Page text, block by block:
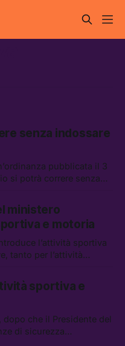
senza indossare
pubblicata il 3
si potrà correre senza
ministero
e motoria
l’attività sportiva
tanto per l’attività
sportiva e
che il Presidente del
di sicurezza